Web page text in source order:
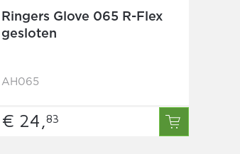
Ringers Glove 065 R-Flex
gesloten
AH065
€ 24,83